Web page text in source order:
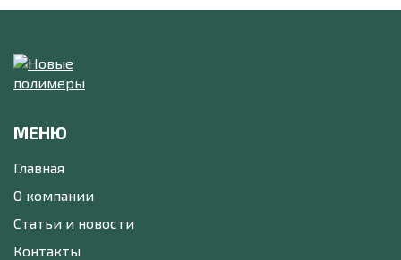
МЕНЮ
Главная
О компании
Статьи и новости
Контакты